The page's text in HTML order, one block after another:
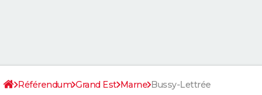
Référendum Grand Est Marne Bussy-Lettrée